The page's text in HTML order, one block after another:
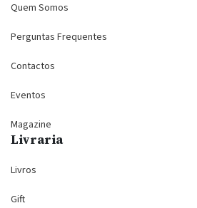
Quem Somos
Perguntas Frequentes
Contactos
Eventos
Magazine
Livraria
Livros
Gift